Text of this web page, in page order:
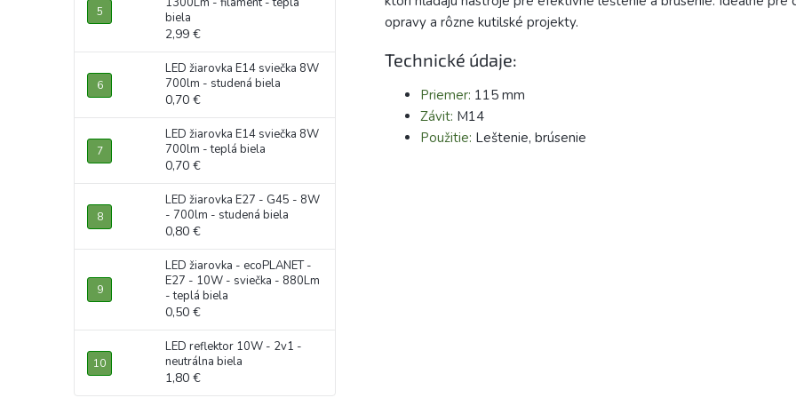
biela
2,99 €
LED žiarovka E14 sviečka 8W
700lm - studená biela
0,70 €
LED žiarovka E14 sviečka 8W
700lm - teplá biela
0,70 €
LED žiarovka E27 - G45 - 8W
- 700lm - studená biela
0,80 €
LED žiarovka - ecoPLANET -
E27 - 10W - sviečka - 880Lm
- teplá biela
0,50 €
LED reflektor 10W - 2v1 -
neutrálna biela
1,80 €
opravy a rôzne kutilské projekty.
Technické údaje:
Priemer: 115 mm
Závit: M14
Použitie: Leštenie, brúsenie